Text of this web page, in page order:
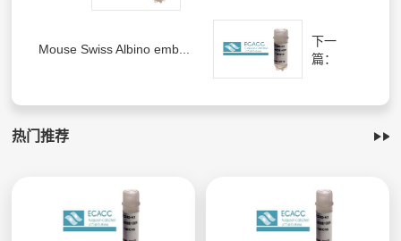
Mouse Swiss Albino emb...
下一
篇：
热门推荐